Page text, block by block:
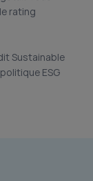
rating
Sustainable
ESG